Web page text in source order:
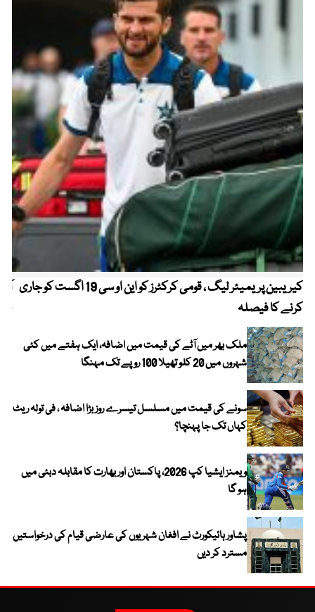
کیریبین پریمیئر لیگ ، قومی کرکٹرز کو این او سی 19 اگست کو جاری
کرنے کا فیصلہ
ملک بھر میں آٹے کی قیمت میں اضافہ، ایک ہفتے میں کئی
شہروں میں 20 کلو تھیلا 100 روپے تک مہنگا
سونے کی قیمت میں مسلسل تیسرے روز بڑا اضافہ ، فی تولہ ریٹ
کہاں تک جا پہنچا؟
ویمنز ایشیا کپ 2026، پاکستان اور بھارت کا مقابلہ دبئی میں
ہو گا
پشاور ہائیکورٹ نے افغان شہریوں کی عارضی قیام کی درخواستیں
مسترد کر دیں